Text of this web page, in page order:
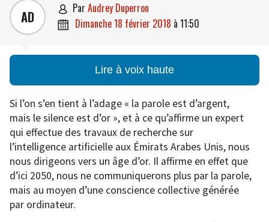
AD  par Audrey Duperron
 dimanche 18 février 2018 à 11:50
Lire à voix haute
Si l’on s’en tient à l’adage « la parole est d’argent,
mais le silence est d’or », et à ce qu’affirme un expert
qui effectue des travaux de recherche sur
l’intelligence artificielle aux Émirats Arabes Unis, nous
nous dirigeons vers un âge d’or. Il affirme en effet que
d’ici 2050, nous ne communiquerons plus par la parole,
mais au moyen d’une conscience collective générée
par ordinateur.